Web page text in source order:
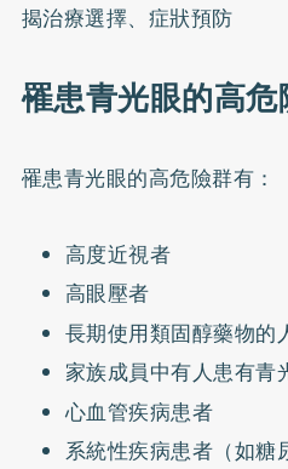
揭治療選擇、症狀預防
罹患青光眼的高危
罹患青光眼的高危險群有：
高度近視者
高眼壓者
長期使用類固醇藥物的
家族成員中有人患有青
心血管疾病患者
系統性疾病患者（如糖